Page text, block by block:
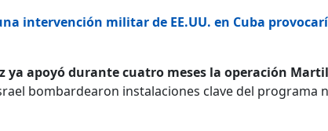
intervención militar de EE.UU. en Cuba
ya apoyó durante cuatro meses la operación
bombardearon instalaciones clave del programa